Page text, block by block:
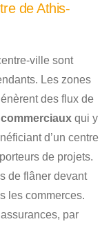
de Athis-
ville sont
Les zones
des flux de
qui y
d’un centre
de projets.
de flâner devant
les commerces.
par